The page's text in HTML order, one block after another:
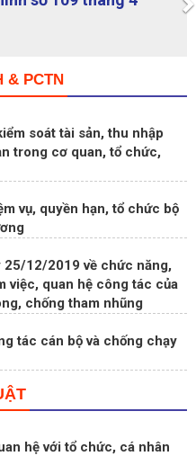
& PCTN
soát tài sản, thu nhập
trong cơ quan, tổ chức,
vụ, quyền hạn, tổ chức bộ
25/12/2019 về chức năng,
việc, quan hệ công tác của
chống tham nhũng
tác cán bộ và chống chạy
hệ với tổ chức, cá nhân